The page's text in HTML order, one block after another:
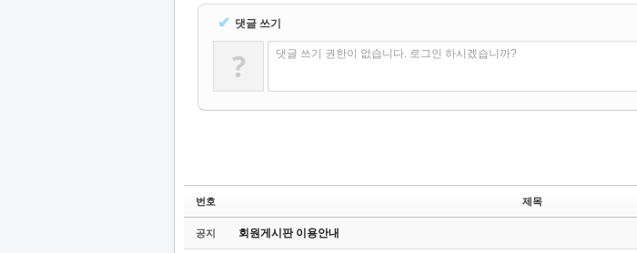
✔ 댓글 쓰기
? 댓글 쓰기 권한이 없습니다. 로그인 하시겠습니까?
번호 제목
공지 회원게시판 이용안내